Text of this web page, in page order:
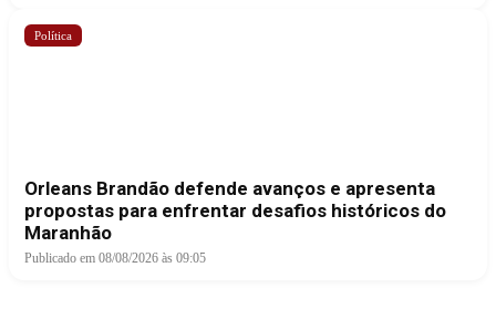
Política
Orleans Brandão defende avanços e apresenta
propostas para enfrentar desafios históricos do
Maranhão
Publicado em 08/08/2026 às 09:05